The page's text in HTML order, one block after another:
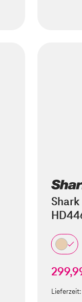
Lieferzeit: